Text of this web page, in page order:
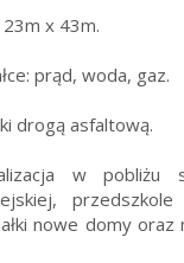
23m x 43m.
prąd, woda, gaz.
drogą asfaltową.
w pobliżu
nowe domy